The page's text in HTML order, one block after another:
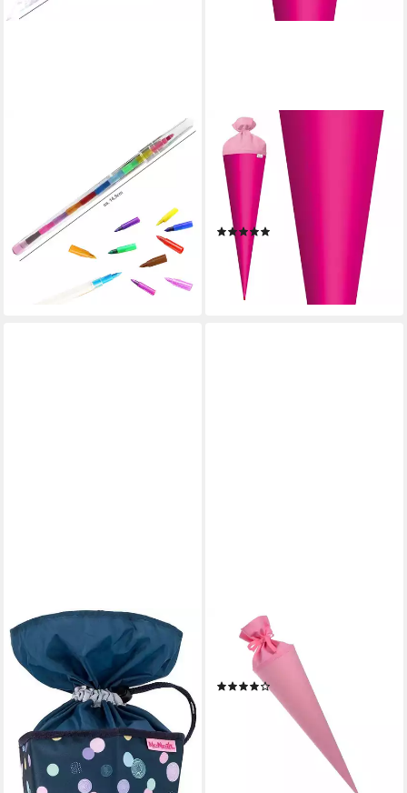
Schultüte 15 cm gefüllt Mini
lieferbar - in 3-4 Werktagen bei dir
ROTH
Schultüte Basteltüte 70 cm,
rund pink Einschulung
Zuckertüte Rot(h)-Spitze Filz-
Verschluss
20,99 €
lieferbar - in 2-3 Werktagen bei dir
GOLDBUCH
Schultüte Bastelschultüte
70cm rosa Rohling
ab 11,26 €
lieferbar - in 5-6 Werktagen bei dir